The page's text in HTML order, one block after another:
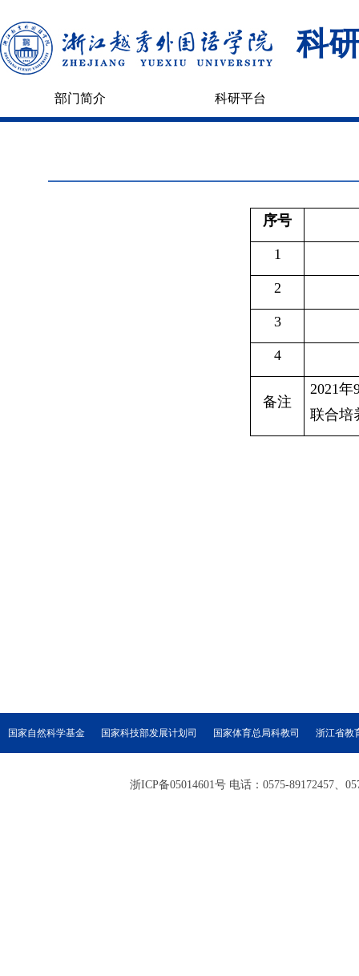
科
部门简介 科研平台
序号
1
2
3
4
备注
2021
联合培
国家自然科学基金 国家科技部发展计划司 国家体育总局科教司 浙江省教
浙ICP备05014601号 电话：0575-89172457、